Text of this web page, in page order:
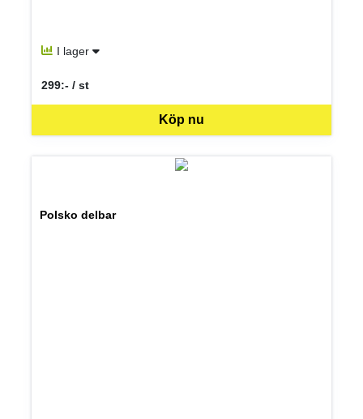
I lager
Köp nu
299:- / st
SEK per ST
Polsko delbar